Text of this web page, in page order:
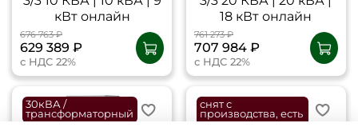
кВт онлайн
676 763 ₽
629 389 ₽
с НДС 22%
18 кВт онлайн
761 273 ₽
707 984 ₽
с НДС 22%
30кВА /
трансформаторный
снят с
производства, есть
аналог